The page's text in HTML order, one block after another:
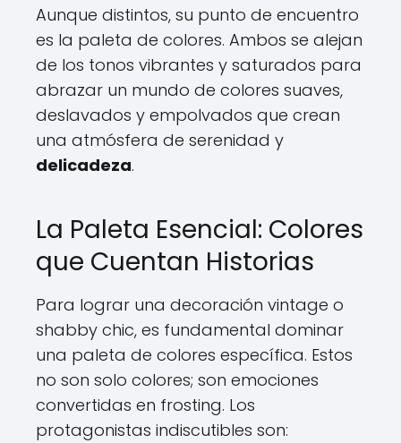
Aunque distintos, su punto de encuentro
es la paleta de colores. Ambos se alejan
de los tonos vibrantes y saturados para
abrazar un mundo de colores suaves,
deslavados y empolvados que crean
una atmósfera de serenidad y
delicadeza.
La Paleta Esencial: Colores
que Cuentan Historias
Para lograr una decoración vintage o
shabby chic, es fundamental dominar
una paleta de colores específica. Estos
no son solo colores; son emociones
convertidas en frosting. Los
protagonistas indiscutibles son: